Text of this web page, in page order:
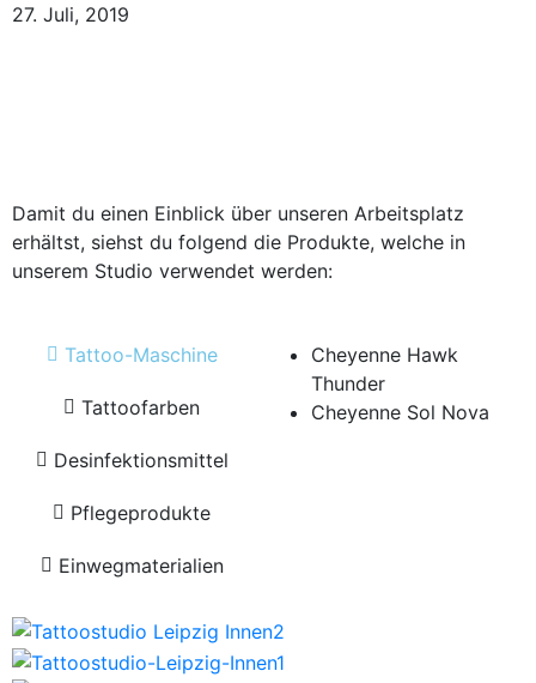
27. Juli, 2019
Damit du einen Einblick über unseren Arbeitsplatz
erhältst, siehst du folgend die Produkte, welche in
unserem Studio verwendet werden:
Tattoo-Maschine
Tattoofarben
Desinfektionsmittel
Pflegeprodukte
Einwegmaterialien
Cheyenne Hawk
Thunder
Cheyenne Sol Nova